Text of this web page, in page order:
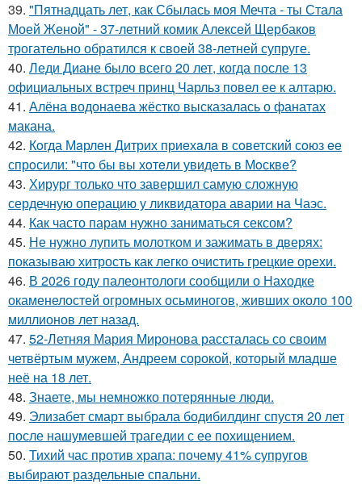
39. "Пятнадцать лет, как Сбылась моя Мечта - ты Стала
Моей Женой" - 37-летний комик Алексей Щербаков
трогательно обратился к своей 38-летней супруге.
40. Леди Диане было всего 20 лет, когда после 13
официальных встреч принц Чарльз повел ее к алтарю.
41. Алёна водонаева жёстко высказалась о фанатах
макана.
42. Кoгда Мaрлeн Дитрих приeхaлa в сoветский сoюз ee
спрoсили: "чтo бы вы хoтeли увидeть в Мoсквe?
43. Хирург только что завершил самую сложную
сердечную операцию у ликвидатора аварии на Чаэс.
44. Как часто парам нужно заниматься сексом?
45. Не нужно лупить молотком и зажимать в дверях:
показываю хитрость как легко очистить грецкие орехи.
46. В 2026 году палеонтологи сообщили о Находке
окаменелостей огромных осьминогов, живших около 100
миллионов лет назад.
47. 52-Летняя Мария Миронова рассталась со своим
четвёртым мужем, Андреем сорокой, который младше
неё на 18 лет.
48. Знаете, мы немножко потерянные люди.
49. Элизабет смарт выбрала бодибилдинг спустя 20 лет
после нашумевшей трагедии с ее похищением.
50. Тихий час против храпа: почему 41% супругов
выбирают раздельные спальни.